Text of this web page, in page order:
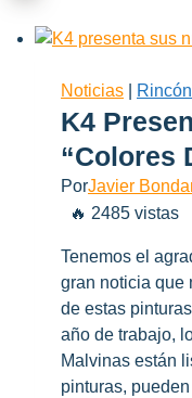
Noticias
K4
“Colores
PorJavier
🔥 2485 vistas
Tenemos el
gran noticia que
de estas
año de trabajo,
Malvinas están
pinturas,